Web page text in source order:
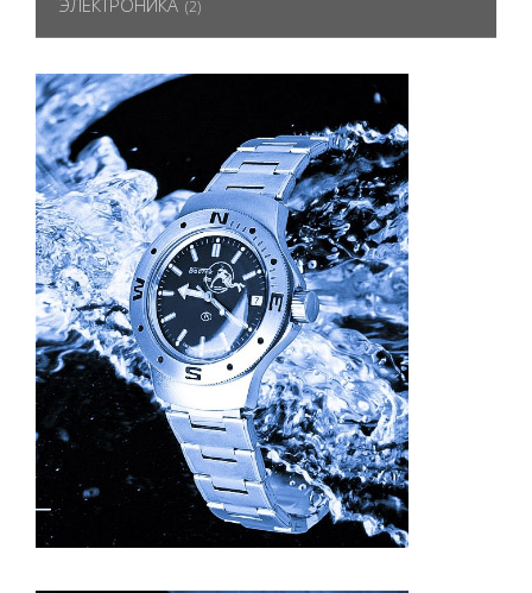
ЭЛЕКТРОНИКА (2)